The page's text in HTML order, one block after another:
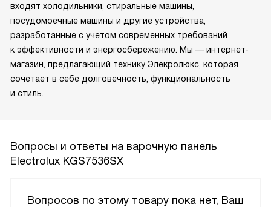
входят холодильники, стиральные машины,
посудомоечные машины и другие устройства,
разработанные с учетом современных требований
к эффективности и энергосбережению. Мы — интернет-
магазин, предлагающий технику Элекролюкс, которая
сочетает в себе долговечность, функциональность
и стиль.
Вопросы и ответы на варочную панель
Electrolux KGS7536SX
Вопросов по этому товару пока нет, Ваш